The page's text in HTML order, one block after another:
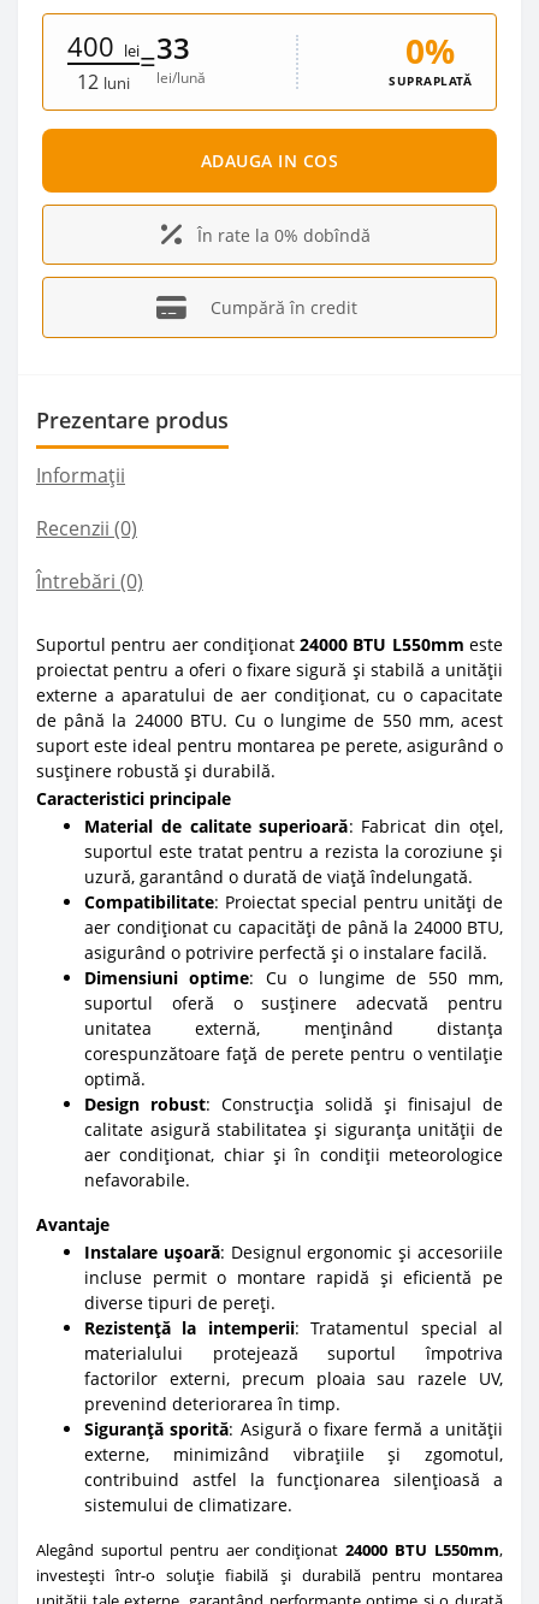
400 lei
12 luni
=33
lei/lună
0%
SUPRAPLATĂ
ADAUGA IN COS
În rate la 0% dobîndă
Cumpără în credit
Prezentare produs
Informații
Recenzii (0)
Întrebări (0)
Suportul pentru aer condiționat24000 BTU L550mm este
proiectat pentru a oferi o fixare sigură și stabilă a unității
externe a aparatului de aer condiționat, cu o capacitate
de până la 24000 BTU. Cu o lungime de 550 mm, acest
suport este ideal pentru montarea pe perete, asigurând o
susținere robustă și durabilă.
Caracteristici principale
Material de calitate superioară: Fabricat din oțel,
suportul este tratat pentru a rezista la coroziune și
uzură, garantând o durată de viață îndelungată.
Compatibilitate: Proiectat special pentru unități de
aer condiționat cu capacități de până la 24000 BTU,
asigurând o potrivire perfectă și o instalare facilă.
Dimensiuni optime: Cu o lungime de 550 mm,
suportul oferă o susținere adecvată pentru
unitatea externă, menținând distanța
corespunzătoare față de perete pentru o ventilație
optimă.
Design robust: Construcția solidă și finisajul de
calitate asigură stabilitatea și siguranța unității de
aer condiționat, chiar și în condiții meteorologice
nefavorabile.
Avantaje
Instalare ușoară: Designul ergonomic și accesoriile
incluse permit o montare rapidă și eficientă pe
diverse tipuri de pereți.
Rezistență la intemperii: Tratamentul special al
materialului protejează suportul împotriva
factorilor externi, precum ploaia sau razele UV,
prevenind deteriorarea în timp.
Siguranță sporită: Asigură o fixare fermă a unității
externe, minimizând vibrațiile și zgomotul,
contribuind astfel la funcționarea silențioasă a
sistemului de climatizare.
Alegând suportul pentru aer condiționat24000 BTU L550mm,
investești într-o soluție fiabilă și durabilă pentru montarea